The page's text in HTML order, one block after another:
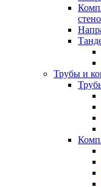
Трубы и